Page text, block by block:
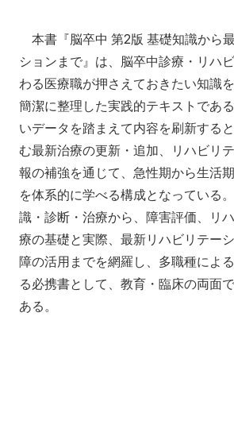
本書『脳卒中 第2版 基礎知識から
ションまで』は、脳卒中診療・リハ
わる医療職が押さえておきたい知識
簡潔に整理した実践的テキストであ
いデータを踏まえて内容を刷新する
む最新治療の更新・追加、リハビリ
報の補強を通じて、急性期から生活
を体系的に学べる構成となっている
識・診断・治療から、障害評価、リ
療の基礎と実際、最新リハビリテー
障の活用までを網羅し、多職種によ
る必携書として、教育・臨床の両面
ある。